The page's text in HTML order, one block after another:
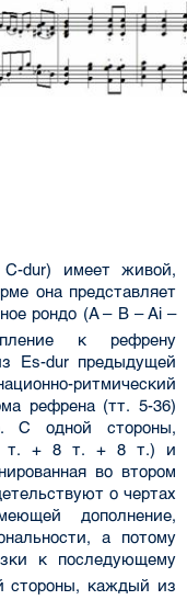
dur) имеет живой,
она представляет
рондо (A – B – Ai –
к рефрену
Es-dur предыдущей
ритмический
рефрена (тт. 5-36)
С одной стороны,
8 т. + 8 т. + 8 т.) и
во втором
о чертах
дополнение,
а потому
к последующему
стороны, каждый из